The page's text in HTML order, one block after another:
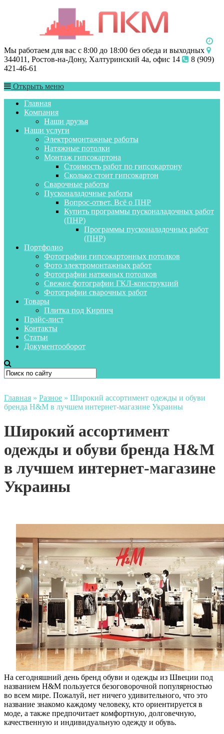
Мы работаем для вас с 8:00 до 18:00 без обеда и выходных
344011, Ростов-на-Дону, Халтуринский 4а, офис 14
8 (909)
421-46-61
Открыть меню
Главная
Компания
Наши друзья
Наши услуги
Электромонтажные работы
Натяжные потолки
Монтаж гипсокартона
Стоимость работ по гипсокартону
Сколько стоит гипсокартон
Сварочные работы
Пусконаладочные работы
Вопрос-ответ. Всё о ПНР
Купить программы пусконаладочных работ
(ПНР)
Программы пусконаладочных работ
(ПНР)
Портфолио
Фотографии гипсокартонных потолков
Фото электромонтажных работ
Фотографии натяжных потолков
Свежие фотографии ГКЛ-конструкций
Фотографии сварочных работ
Товары
Плитка под Кирпич
Прайс-лист
Контакты
Статьи
Документооборот
Главная » Разное » Широкий ассортимент одежды и обуви
бренда H&M в лучшем интернет-магазине Украины
Широкий ассортимент
одежды и обуви бренда H&M
в лучшем интернет-магазине
Украины
На сегодняшний день бренд обуви и одежды из Швеции под
названием H&M пользуется безоговорочной популярностью
во всем мире. Пожалуй, нет ничего удивительного, что это
название знакомо каждому человеку, кто ориентируется в
моде, а также предпочитает комфортную, долговечную,
качественную и индивидуальную одежду и обувь.